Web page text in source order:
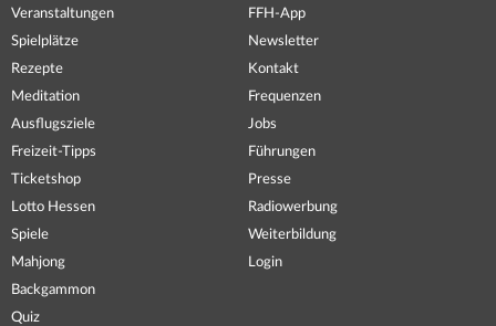
Veranstaltungen
Spielplätze
Rezepte
Meditation
Ausflugsziele
Freizeit-Tipps
Ticketshop
Lotto Hessen
Spiele
Mahjong
Backgammon
Quiz
FFH-App
Newsletter
Kontakt
Frequenzen
Jobs
Führungen
Presse
Radiowerbung
Weiterbildung
Login